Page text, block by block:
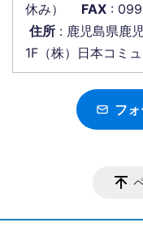
休み）
FAX :
住所 : 鹿児島県鹿
1F（株）日本コミ
フ